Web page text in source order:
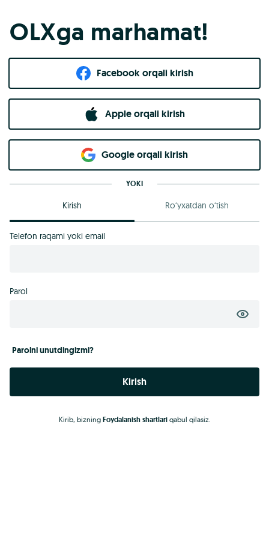
OLXga marhamat!
Facebook orqali kirish​
Apple orqali kirish
Goo​g​le orqali kirish
YOKI
Kirish Ro‘yxatdan o‘tish
Telefon raqami yoki email
Parol
Parolni unutdingizmi?
Kirish
Kirib, bizning Foydalanish shartlariqabul qilasiz.